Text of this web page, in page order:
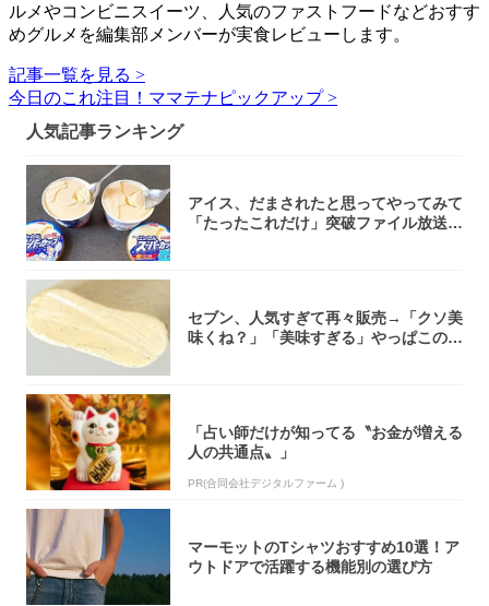
ルメやコンビニスイーツ、人気のファストフードなどおすす
めグルメを編集部メンバーが実食レビューします。
記事一覧を見る >
今日のこれ注目！ママテナピックアップ >
人気記事ランキング
アイス、だまされたと思ってやってみて
「たったこれだけ」突破ファイル放送で
セブン、人気すぎて再々販売→「クソ美
味くね？」「美味すぎる」やっぱこのク
「占い師だけが知ってる〝お金が増える
人の共通点〟」
PR(合同会社デジタルファーム )
マーモットのTシャツおすすめ10選！ア
ウトドアで活躍する機能別の選び方